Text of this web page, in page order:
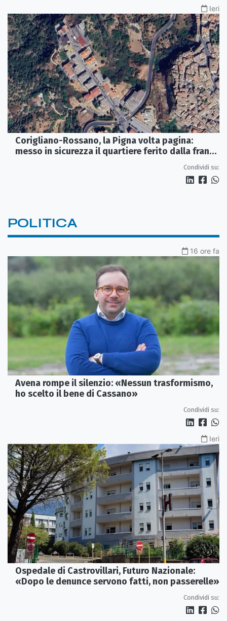
Ieri
Corigliano-Rossano, la Pigna volta pagina:
messo in sicurezza il quartiere ferito dalla frana
Condividi su:
POLITICA
16 ore fa
Avena rompe il silenzio: «Nessun trasformismo,
ho scelto il bene di Cassano»
Condividi su:
Ieri
Ospedale di Castrovillari, Futuro Nazionale:
«Dopo le denunce servono fatti, non passerelle»
Condividi su: